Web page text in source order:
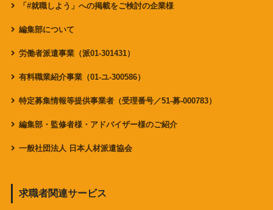
「#就職しよう」への掲載をご検討の企業様
編集部について
労働者派遣事業（派01-301431）
有料職業紹介事業（01-ユ-300586）
特定募集情報等提供事業者（受理番号／51-募-000783）
編集部・監修者様・アドバイザー様のご紹介
一般社団法人 日本人材派遣協会
求職者関連サービス